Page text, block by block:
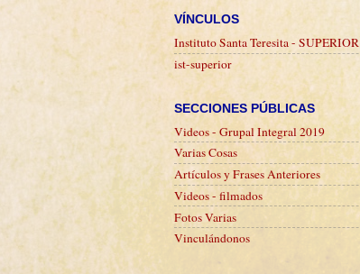
VÍNCULOS
Instituto Santa Teresita - SUPERIOR
ist-superior
SECCIONES PÚBLICAS
Videos - Grupal Integral 2019
Varias Cosas
Artículos y Frases Anteriores
Videos - filmados
Fotos Varias
Vinculándonos